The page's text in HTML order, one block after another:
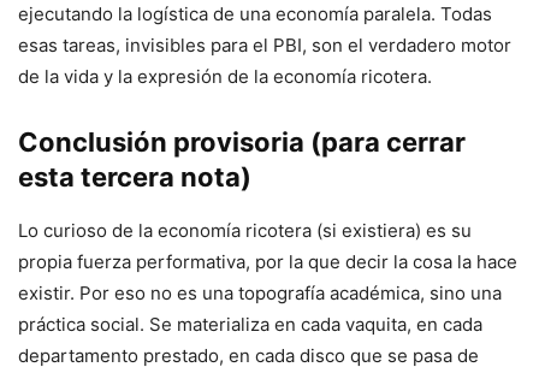
ejecutando la logística de una economía paralela. Todas
esas tareas, invisibles para el PBI, son el verdadero motor
de la vida y la expresión de la economía ricotera.
Conclusión provisoria (para cerrar
esta tercera nota)
Lo curioso de la economía ricotera (si existiera) es su
propia fuerza performativa, por la que decir la cosa la hace
existir. Por eso no es una topografía académica, sino una
práctica social. Se materializa en cada vaquita, en cada
departamento prestado, en cada disco que se pasa de